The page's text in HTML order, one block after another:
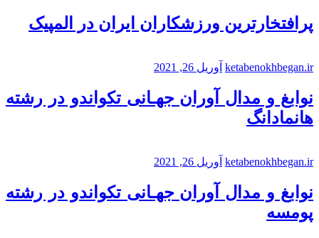
پرافتخارترین ورزشکاران ایران در المپیک
ketabenokhbegan.ir آوریل 26, 2021
نوابغ و مدال آوران جهـانی تکواندو در رشته
هانمادانگ
ketabenokhbegan.ir آوریل 26, 2021
نوابغ و مدال آوران جهـانی تکواندو در رشته
پومسه